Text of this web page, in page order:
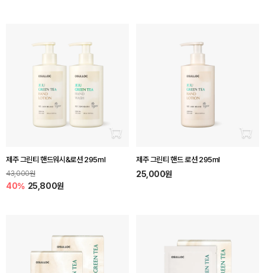
장바구니 담기
제주 그린티 핸드워시&로션 295ml
43,000원
40% 25,800원
장바
제주 그린티 핸드 로션 295ml
25,000원